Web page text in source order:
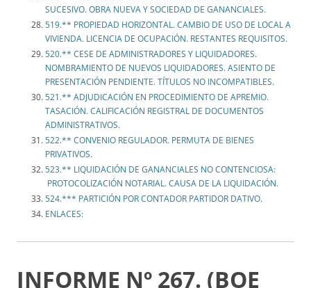
SUCESIVO. OBRA NUEVA Y SOCIEDAD DE GANANCIALES.
519.** PROPIEDAD HORIZONTAL. CAMBIO DE USO DE LOCAL A
VIVIENDA. LICENCIA DE OCUPACIÓN. RESTANTES REQUISITOS.
520.** CESE DE ADMINISTRADORES Y LIQUIDADORES.
NOMBRAMIENTO DE NUEVOS LIQUIDADORES. ASIENTO DE
PRESENTACIÓN PENDIENTE. TÍTULOS NO INCOMPATIBLES.
521.** ADJUDICACIÓN EN PROCEDIMIENTO DE APREMIO.
TASACIÓN. CALIFICACIÓN REGISTRAL DE DOCUMENTOS
ADMINISTRATIVOS.
522.** CONVENIO REGULADOR. PERMUTA DE BIENES
PRIVATIVOS.
523.** LIQUIDACIÓN DE GANANCIALES NO CONTENCIOSA:
PROTOCOLIZACIÓN NOTARIAL. CAUSA DE LA LIQUIDACIÓN.
524.*** PARTICIÓN POR CONTADOR PARTIDOR DATIVO.
ENLACES:
INFORME Nº 267. (BOE